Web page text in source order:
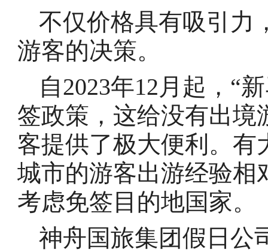
不仅价格具有吸引力
游客的决策。
自2023年12月起，“
签政策，这给没有出境
客提供了极大便利。有
城市的游客出游经验相
考虑免签目的地国家。
神舟国旅集团假日公